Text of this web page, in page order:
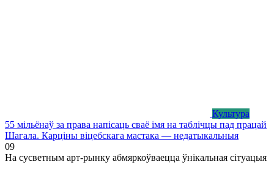
Культура
55 мільёнаў за права напісаць сваё імя на таблічцы пад працай
Шагала. Карціны віцебскага мастака — недатыкальныя
09
На сусветным арт-рынку абмяркоўваецца ўнікальная сітуацыя